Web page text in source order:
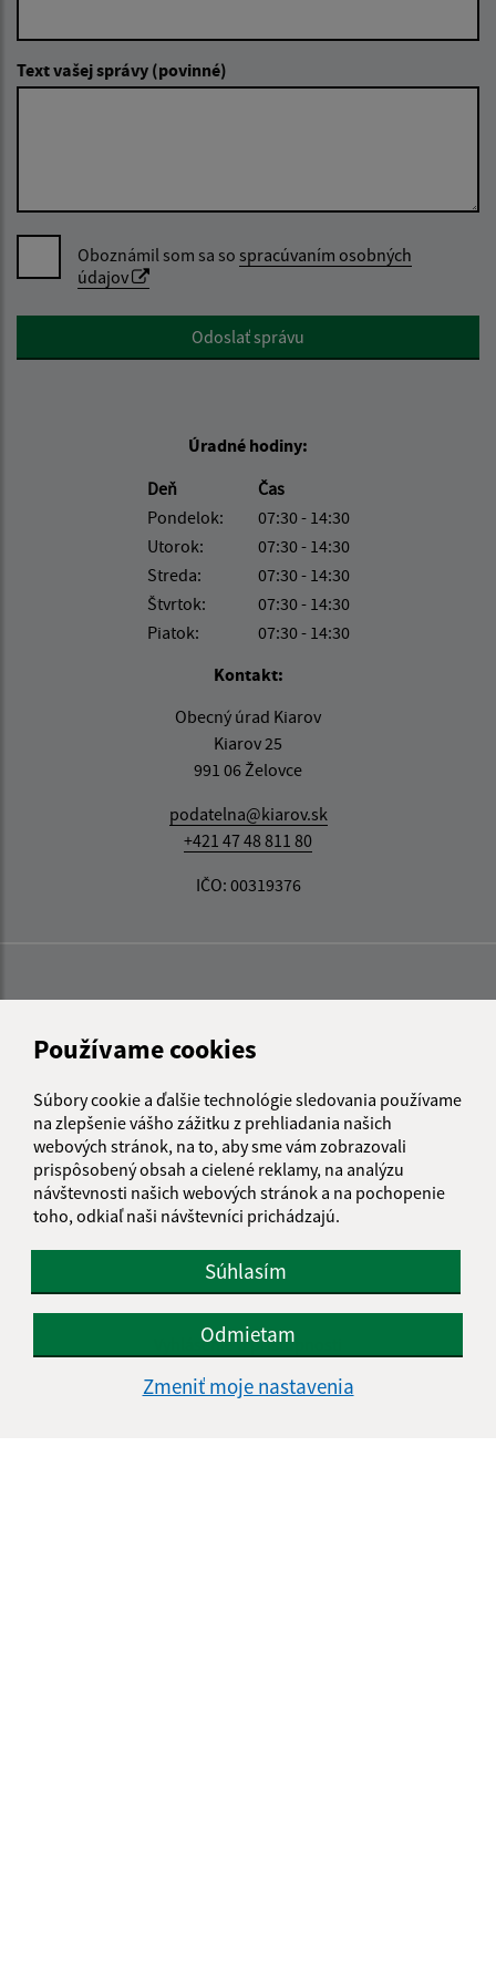
Používame cookies
Súbory cookie a ďalšie technológie sledovania používame
na zlepšenie vášho zážitku z prehliadania našich
webových stránok, na to, aby sme vám zobrazovali
prispôsobený obsah a cielené reklamy, na analýzu
návštevnosti našich webových stránok a na pochopenie
toho, odkiaľ naši návštevníci prichádzajú.
Súhlasím
Odmietam
Zmeniť moje nastavenia
Text vašej správy (povinné)
Oboznámil som sa so spracúvaním osobných
údajov
Google reCaptcha ResponseOdoslať správu
Úradné hodiny:
Deň
Čas
Pondelok:
07:30 - 14:30
Utorok:
07:30 - 14:30
Streda:
07:30 - 14:30
Štvrtok:
07:30 - 14:30
Piatok:
07:30 - 14:30
Kontakt:
Obecný úrad Kiarov
Kiarov 25
991 06 Želovce
podatelna@kiarov.sk
+421 47 48 811 80
IČO: 00319376
Informácie o stránke:
Vyhlásenie o prístupnosti
Ochrana osobných údajov